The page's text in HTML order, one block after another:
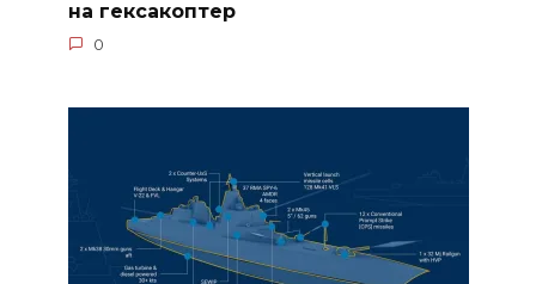
на гексакоптер
0